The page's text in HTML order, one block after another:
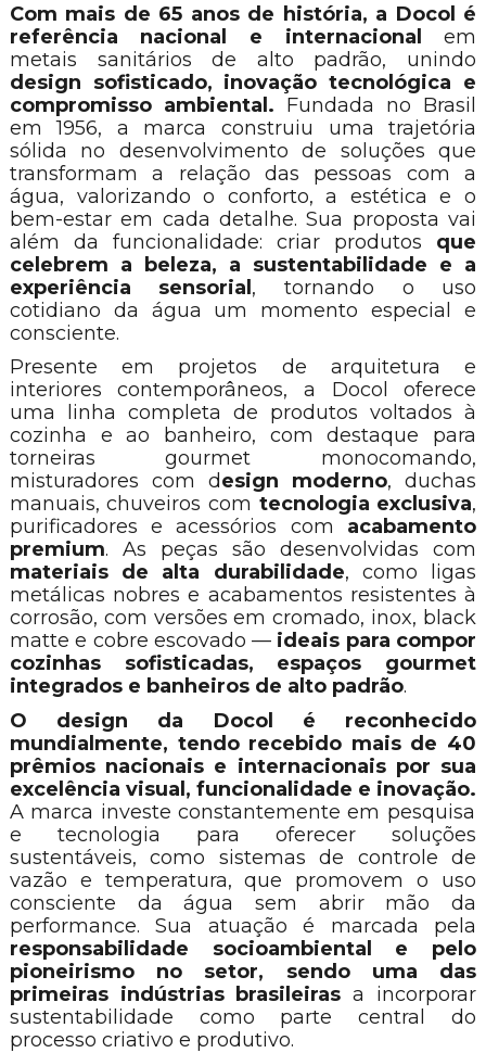
Com mais de 65 anos de história, a Docol é
referência nacional e internacional em
metais sanitários de alto padrão, unindo
design sofisticado, inovação tecnológica e
compromisso ambiental. Fundada no Brasil
em 1956, a marca construiu uma trajetória
sólida no desenvolvimento de soluções que
transformam a relação das pessoas com a
água, valorizando o conforto, a estética e o
bem-estar em cada detalhe. Sua proposta vai
além da funcionalidade: criar produtos que
celebrem a beleza, a sustentabilidade e a
experiência sensorial, tornando o uso
cotidiano da água um momento especial e
consciente.
Presente em projetos de arquitetura e
interiores contemporâneos, a Docol oferece
uma linha completa de produtos voltados à
cozinha e ao banheiro, com destaque para
torneiras gourmet monocomando,
misturadores com design moderno, duchas
manuais, chuveiros com tecnologia exclusiva,
purificadores e acessórios com acabamento
premium. As peças são desenvolvidas com
materiais de alta durabilidade, como ligas
metálicas nobres e acabamentos resistentes à
corrosão, com versões em cromado, inox, black
matte e cobre escovado — ideais para compor
cozinhas sofisticadas, espaços gourmet
integrados e banheiros de alto padrão.
O design da Docol é reconhecido
mundialmente, tendo recebido mais de 40
prêmios nacionais e internacionais por sua
excelência visual, funcionalidade e inovação.
A marca investe constantemente em pesquisa
e tecnologia para oferecer soluções
sustentáveis, como sistemas de controle de
vazão e temperatura, que promovem o uso
consciente da água sem abrir mão da
performance. Sua atuação é marcada pela
responsabilidade socioambiental e pelo
pioneirismo no setor, sendo uma das
primeiras indústrias brasileiras a incorporar
sustentabilidade como parte central do
processo criativo e produtivo.